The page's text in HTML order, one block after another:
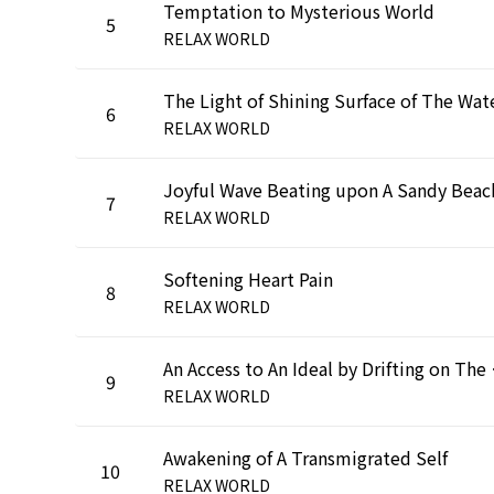
5 Temptation to Mysterious World
RELAX WORLD
6 The Light of Shining Surface of The
RELAX WORLD
7 Joyful Wave Beating upon A Sandy
RELAX WORLD
8 Softening Heart Pain
RELAX WORLD
9 An
RELAX WORLD
10 Awakening of A Transmigrated Self
RELAX WORLD